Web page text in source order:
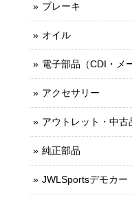
ブレーキ
オイル
電子部品（CDI・メ
アクセサリー
アウトレット・中古
純正部品
JWLSportsデモカー